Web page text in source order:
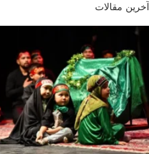
آخرین مقالات